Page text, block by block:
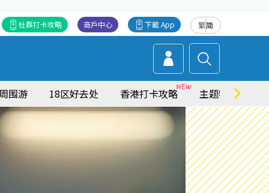
繁简
下載 App
商戶中心
社群打卡攻略
围游 18区好去处 香港打卡攻略 主题特集